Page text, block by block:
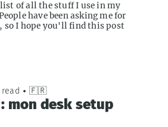
of all the stuff I use in my
have been asking me for
so I hope you'll find this post
read • 🇫🇷
mon desk setup